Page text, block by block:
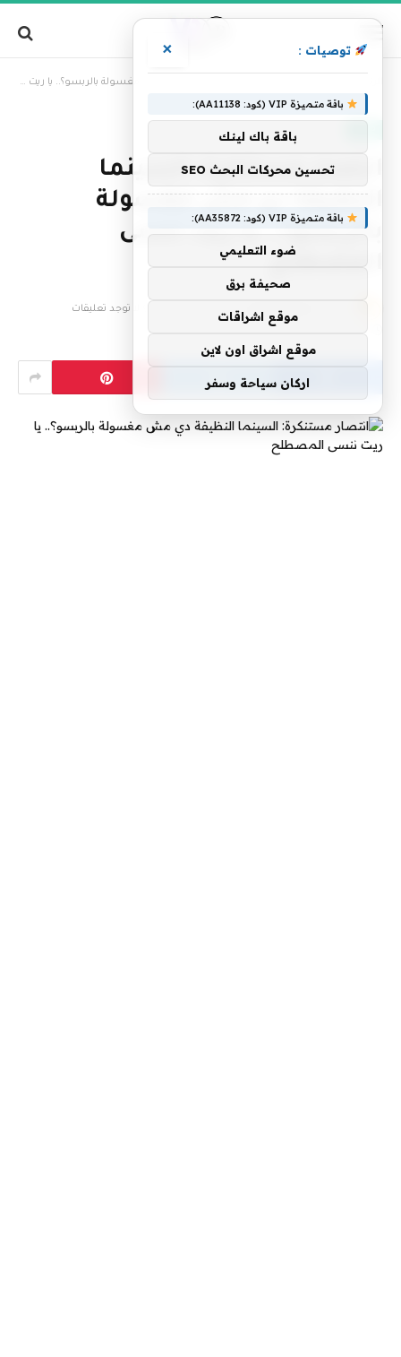
انتصار مستنكرة: السينما النظيفة دي مش مغسولة بالربسو؟.. يا ريت ننسى المصطلح
انتصار مستنكرة: السينما
النظيفة دي مش مغسولة
بالربسو؟.. يا ريت ننسى
المصطلح
فريق التحرير لا توجد تعليقات
2 دقائق
توصيات : ×
باقة متميزة VIP (كود: AA11138):
باقة باك لينك
تحسين محركات البحث SEO
باقة متميزة VIP (كود: AA35872):
ضوء التعليمي
صحيفة برق
موقع اشراقات
موقع اشراق اون لاين
اركان سياحة وسفر